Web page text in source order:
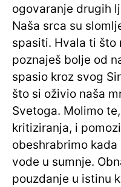
ogovaranje drugih
Naša srca su
spasiti. Hvala ti što
poznaješ bolje od
spasio kroz svog
što si oživio naša
Svetoga. Molimo
kritiziranja, i
obeshrabrimo
vode u sumnje.
pouzdanje u istinu